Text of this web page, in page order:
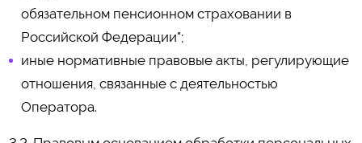
обязательном пенсионном страховании в
Российской Федерации";
иные нормативные правовые акты, регулирующие
отношения, связанные с деятельностью
Оператора.